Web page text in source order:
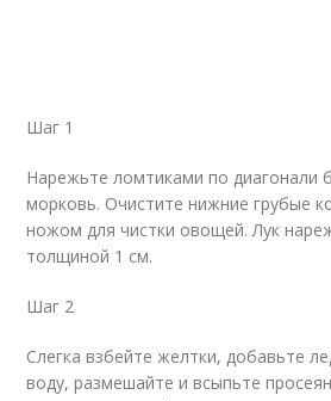
Шаг 1
Нарежьте ломтиками по диагонали
морковь. Очистите нижние грубые
ножом для чистки овощей. Лук
толщиной 1 см.
Шаг 2
Слегка взбейте желтки, добавьте
воду, размешайте и всыпьте